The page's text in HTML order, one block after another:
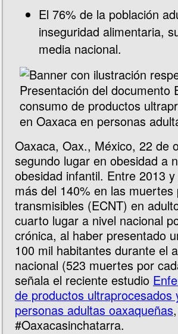
El 76% de la población
inseguridad alimentaria,
media nacional.
Oaxaca, Oax., México, 22 de
segundo lugar en obesidad a
obesidad infantil. Entre 2013
más del 140% en las
transmisibles (ECNT) en
cuarto lugar a nivel nacional
crónica, al haber presentado
100 mil habitantes durante el
nacional (523 muertes por
señala el reciente estudio
de productos
personas adultas oaxaqueñas
#Oaxacasinchatarra.